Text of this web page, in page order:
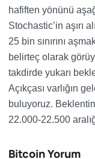
hafiften yönünü
Stochastic’in aşırı
25 bin sınırını
belirteç olarak
takdirde yukarı
Açıkçası varlığın
buluyoruz.
22.000-22.500
Bitcoin Yorum